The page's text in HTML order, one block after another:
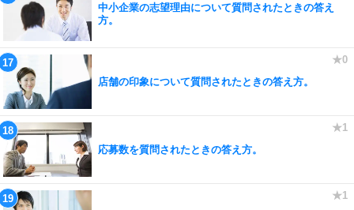
中小企業の志望理由について質問されたときの答え
方。
店舗の印象について質問されたときの答え方。
応募数を質問されたときの答え方。